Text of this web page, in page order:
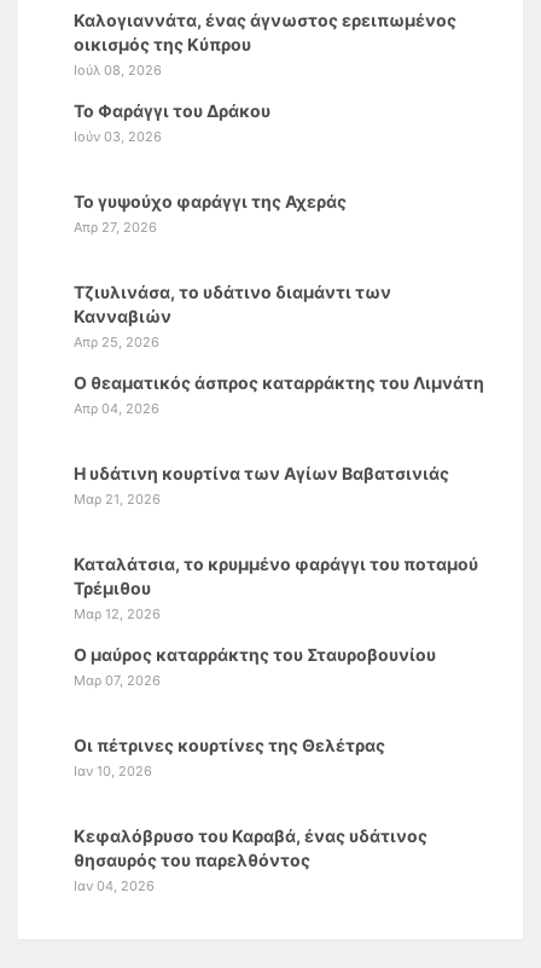
Καλογιαννάτα, ένας άγνωστος ερειπωμένος
οικισμός της Κύπρου
Ιούλ 08, 2026
Το Φαράγγι του Δράκου
Ιούν 03, 2026
Το γυψούχο φαράγγι της Αχεράς
Απρ 27, 2026
Τζιυλινάσα, το υδάτινο διαμάντι των
Κανναβιών
Απρ 25, 2026
Ο θεαματικός άσπρος καταρράκτης του Λιμνάτη
Απρ 04, 2026
Η υδάτινη κουρτίνα των Αγίων Βαβατσινιάς
Μαρ 21, 2026
Καταλάτσια, το κρυμμένο φαράγγι του ποταμού
Τρέμιθου
Μαρ 12, 2026
Ο μαύρος καταρράκτης του Σταυροβουνίου
Μαρ 07, 2026
Οι πέτρινες κουρτίνες της Θελέτρας
Ιαν 10, 2026
Κεφαλόβρυσο του Καραβά, ένας υδάτινος
θησαυρός του παρελθόντος
Ιαν 04, 2026